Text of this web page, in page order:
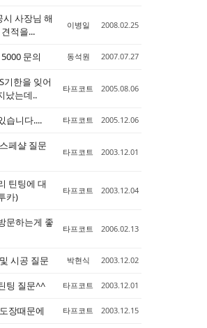
시 사장님 해
적을...
이병일 2008.02.25
문의 동석원 2007.07.27
기한을 잊어
났는데..
타프코트 2005.08.06
습니다.... 타프코트 2005.12.06
페샬 질문
타프코트 2003.12.01
틴팅에 대
카)
타프코트 2003.12.04
문하는게 좋
타프코트 2006.02.13
시공 질문 박현식 2003.12.02
팅 질문^^ 타프코트 2003.12.01
장때문에 타프코트 2003.12.15